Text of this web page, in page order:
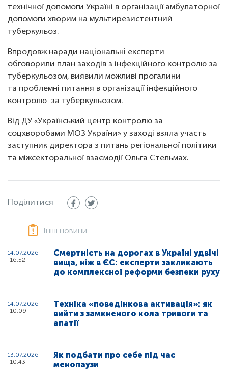
технічної допомоги Україні в організації амбулаторної
допомоги хворим на мультирезистентний
туберкульоз.
Впродовж наради національні експерти
обговорили план заходів з інфекційного контролю за
туберкульозом, виявили можливі прогалини
та проблемні питання в організації інфекційного
контролю за туберкульозом.
Від ДУ «Український центр контролю за
соцхворобами МОЗ України» у заході взяла участь
заступник директора з питань регіональної політики
та міжсекторальної взаємодії Ольга Стельмах.
Поділитися
Інші новини
14.07.2026
16:52
Смертність на дорогах в Україні удвічі
вища, ніж в ЄС: експерти закликають
до комплексної реформи безпеки руху
14.07.2026
10:09
Техніка «поведінкова активація»: як
вийти з замкненого кола тривоги та
апатії
13.07.2026
10:43
Як подбати про себе під час
менопаузи